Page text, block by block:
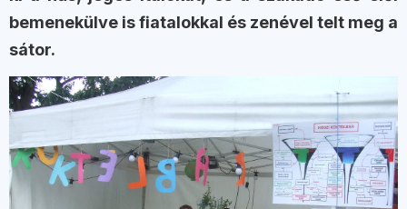
bemenekülve is fiatalokkal és zenével telt meg a
sátor.